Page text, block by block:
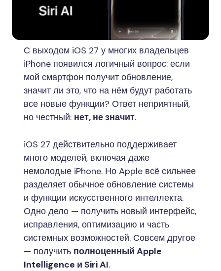
С выходом iOS 27 у многих владельцев
iPhone появился логичный вопрос: если
мой смартфон получит обновление,
значит ли это, что на нём будут работать
все новые функции? Ответ неприятный,
но честный: нет, не значит.
iOS 27 действительно поддерживает
много моделей, включая даже
немолодые iPhone. Но Apple всё сильнее
разделяет обычное обновление системы
и функции искусственного интеллекта.
Одно дело — получить новый интерфейс,
исправления, оптимизацию и часть
системных возможностей. Совсем другое
— получить полноценный Apple
Intelligence и Siri AI.